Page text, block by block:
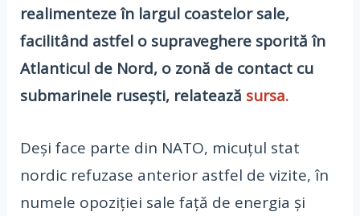
realimenteze în largul coastelor sale,
facilitând astfel o supraveghere sporită în
Atlanticul de Nord, o zonă de contact cu
submarinele ruseşti, relatează sursa.
Deşi face parte din NATO, micuţul stat
nordic refuzase anterior astfel de vizite, în
numele opoziţiei sale faţă de energia şi